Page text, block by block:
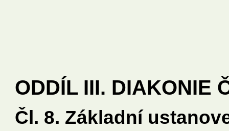
ODDÍL III. DIAKONIE
Čl. 8. Základní